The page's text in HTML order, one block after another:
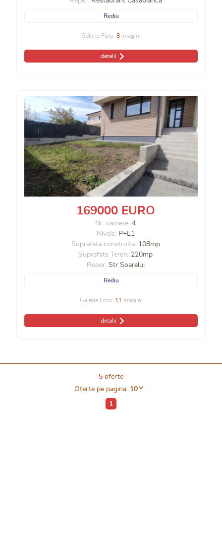
Rediu
Galerie Foto: 8 imagini
detalii
169000 EURO
Nr. camere: 4
Nivele: P+E1
Suprafata construita: 108mp
Suprafata Teren: 220mp
Reper: Str Soarelui
Rediu
Galerie Foto: 11 imagini
detalii
5 oferte
Oferte pe pagina: 10
1